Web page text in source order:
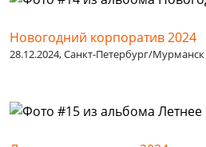
Новогодний корпоратив 2024
28.12.2024, Санкт-Петербург/Мурманск